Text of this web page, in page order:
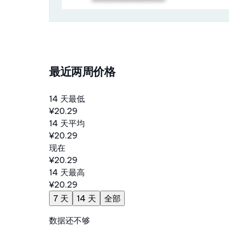
最近两周价格
14 天最低
¥20.29
14 天平均
¥20.29
现在
¥20.29
14 天最高
¥20.29
7 天
14 天 全部
数据还不够